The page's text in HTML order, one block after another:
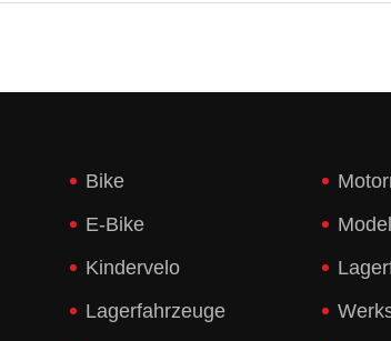
Bike
E-Bike
Kindervelo
Lagerfahrzeuge